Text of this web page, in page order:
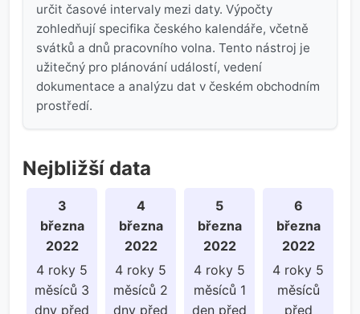
určit časové intervaly mezi daty. Výpočty
zohledňují specifika českého kalendáře, včetně
svátků a dnů pracovního volna. Tento nástroj je
užitečný pro plánování událostí, vedení
dokumentace a analýzu dat v českém obchodním
prostředí.
Nejbližší data
3
března
2022
4 roky 5
měsíců 3
dny před
4
března
2022
4 roky 5
měsíců 2
dny před
5
března
2022
4 roky 5
měsíců 1
den před
6
března
2022
4 roky 5
měsíců
před